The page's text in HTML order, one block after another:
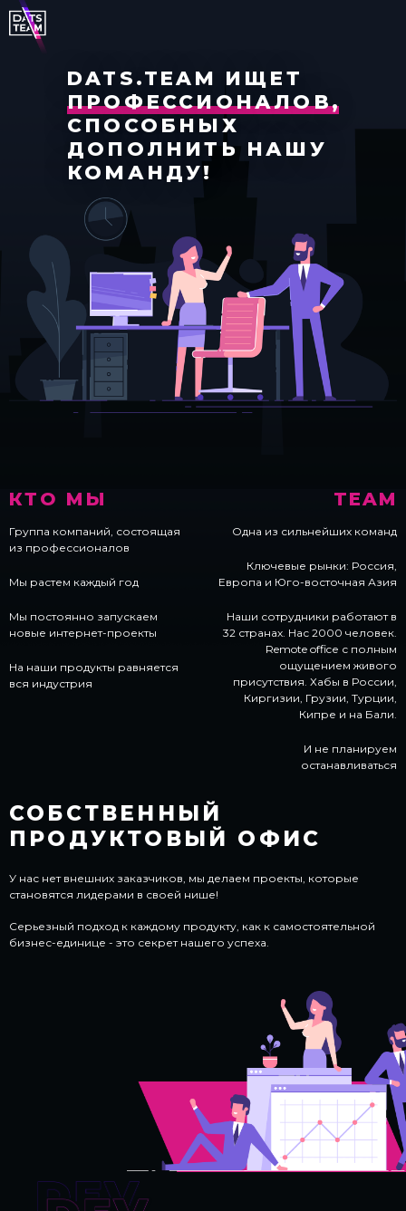
DATS.TEAM ИЩЕТ
ПРОФЕССИОНАЛОВ,
СПОСОБНЫХ
ДОПОЛНИТЬ НАШУ
КОМАНДУ!
КТО МЫ
Группа компаний, состоящая
из профессионалов
Мы растем каждый год
Мы постоянно запускаем
новые интернет-проекты
На наши продукты равняется
вся индустрия
TEAM
Одна из сильнейших команд
Ключевые рынки: Россия,
Европа и Юго-восточная Азия
Наши сотрудники работают в
32 странах. Нас 2000 человек.
Remote officе с полным
ощущением живого
присутствия. Хабы в России,
Киргизии, Грузии, Турции,
Кипре и на Бали.
И не планируем
останавливаться
СОБСТВЕННЫЙ
ПРОДУКТОВЫЙ ОФИС
У нас нет внешних заказчиков, мы делаем проекты, которые
становятся лидерами в своей нише!
Серьезный подход к каждому продукту, как к самостоятельной
бизнес-единице - это секрет нашего успеха.